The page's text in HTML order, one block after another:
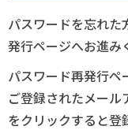
パスワードを忘れ
発行ページへお進み
パスワード再発行ペ
ご登録されたメール
をクリックすると